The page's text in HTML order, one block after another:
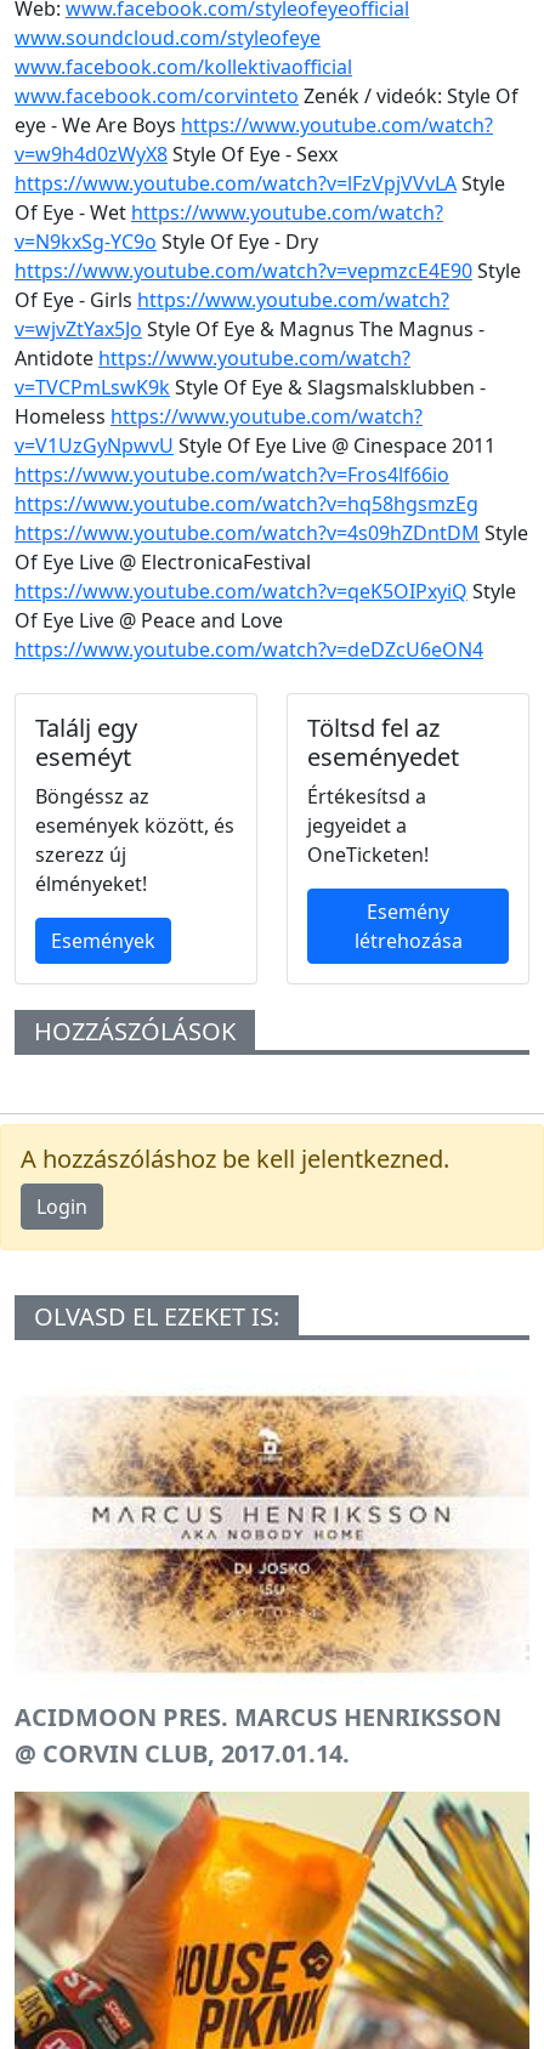
Web: www.facebook.com/styleofeyeofficial
www.soundcloud.com/styleofeye
www.facebook.com/kollektivaofficial
www.facebook.com/corvinteto Zenék / videók: Style Of
eye - We Are Boys https://www.youtube.com/watch?
v=w9h4d0zWyX8Style Of Eye - Sexx
https://www.youtube.com/watch?v=lFzVpjVVvLAStyle
Of Eye - Wet https://www.youtube.com/watch?
v=N9kxSg-YC9o Style Of Eye - Dry
https://www.youtube.com/watch?v=vepmzcE4E90Style
Of Eye - Girls https://www.youtube.com/watch?
v=wjvZtYax5Jo Style Of Eye & Magnus The Magnus -
Antidote https://www.youtube.com/watch?
v=TVCPmLswK9kStyle Of Eye & Slagsmalsklubben -
Homeless https://www.youtube.com/watch?
v=V1UzGyNpwvU Style Of Eye Live @ Cinespace 2011
https://www.youtube.com/watch?v=Fros4lf66io
https://www.youtube.com/watch?v=hq58hgsmzEg
https://www.youtube.com/watch?v=4s09hZDntDM Style
Of Eye Live @ ElectronicaFestival
https://www.youtube.com/watch?v=qeK5OIPxyiQ Style
Of Eye Live @ Peace and Love
https://www.youtube.com/watch?v=deDZcU6eON4
Találj egy
eseméyt
Böngéssz az
események között, és
szerezz új
élményeket!
Események
Töltsd fel az
eseményedet
Értékesítsd a
jegyeidet a
OneTicketen!
Esemény
létrehozása
HOZZÁSZÓLÁSOK
A hozzászóláshoz be kell jelentkezned.
Login
OLVASD EL EZEKET IS:
ACIDMOON PRES. MARCUS HENRIKSSON
@ CORVIN CLUB, 2017.01.14.